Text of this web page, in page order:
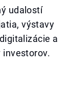
udalostí
výstavy
a